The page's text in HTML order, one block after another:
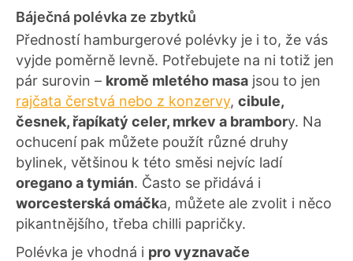
Báječná polévka ze zbytků
Předností hamburgerové polévky je i to, že vás
vyjde poměrně levně. Potřebujete na ni totiž jen
pár surovin – kromě mletého masa jsou to jen
rajčata čerstvá nebo z konzervy, cibule,
česnek, řapíkatý celer, mrkev a brambory. Na
ochucení pak můžete použít různé druhy
bylinek, většinou k této směsi nejvíc ladí
oregano a tymián. Často se přidává i
worcesterská omáčka, můžete ale zvolit i něco
pikantnějšího, třeba chilli papričky.
Polévka je vhodná i pro vyznavače